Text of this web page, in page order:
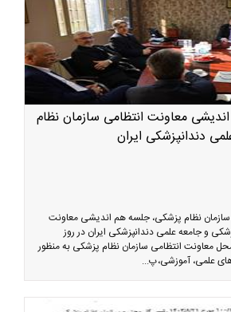
معاونت انتظامی سازمان نظام
دندانپزشکی ایران
نظام پزشکی، جلسه هم اندیشی معاونت
و جامعه علمی دندانپزشکی ایران در روز
ماه در محل معاونت انتظامی سازمان نظام پزشکی به منظور
علمی، آموزشی،پ...